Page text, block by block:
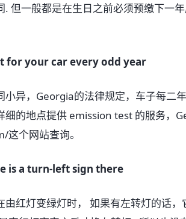
. 但一般都是在生日之前必须预缴下一
for your car every odd year
异，Georgia的法律规定，车子每二
细的地点提供 emission test 的服务，
个网站查询。
is a turn-left sign there
灯变绿灯时， 如果有左转灯的话，